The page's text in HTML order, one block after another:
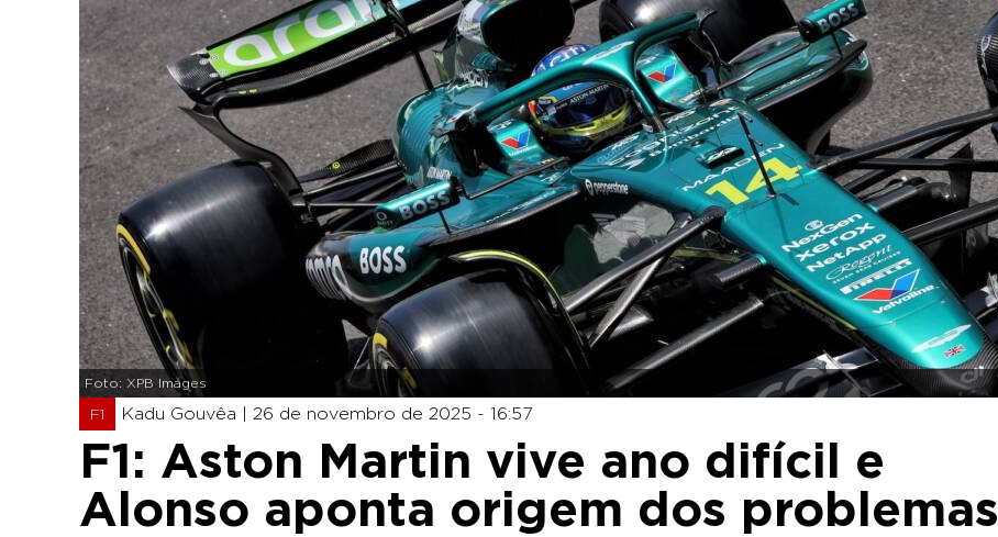
Foto: XPB Images
F1 Kadu Gouvêa | 26 de novembro de 2025 - 16:57
F1: Aston Martin vive ano difícil e
Alonso aponta origem dos problemas